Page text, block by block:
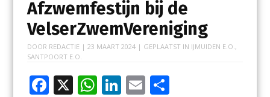
Afzwemfestijn bij de
VelserZwemVereniging
DOOR REDACTIE | 23 MAART 2024| GEPLAATST IN IJMUIDEN E.O. ,
SANTPOORT E.O.
F X W Li E D